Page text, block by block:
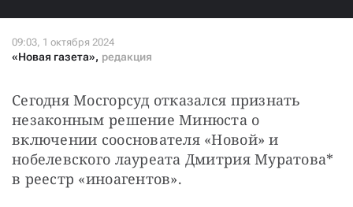
«Новая газета», редакция
Сегодня Мосгорсуд отказался признать
незаконным решение Минюста о
включении сооснователя «Новой» и
нобелевского лауреата Дмитрия Муратова*
в реестр «иноагентов».